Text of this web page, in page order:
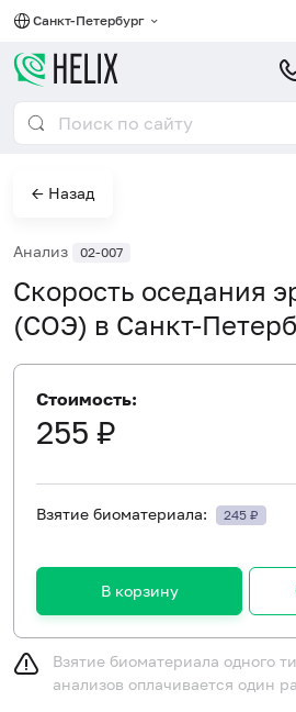
Санкт-Петербург
← Назад
Анализ 02-007
Скорость оседания
(СОЭ) в Санкт-
Стоимость:
255 ₽
Взятие биоматериала: 245 ₽
В корзину
Взятие биоматериала одного
анализов оплачивается один